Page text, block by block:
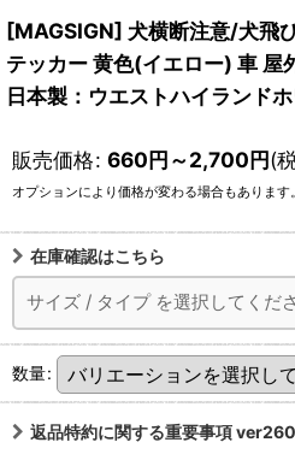
[MAGSIGN] 犬横断注意/犬飛
テッカー 黄色(イエロー) 車
日本製：ウエストハイランド
販売価格: 660円～2,700円(
オプションにより価格が変わる場合もあります。
在庫確認はこちら
サイズ / タイプ を選択してくだ
数量:
返品特約に関する重要事項